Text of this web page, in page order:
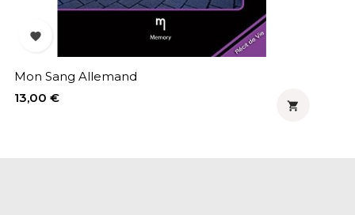

Mon Sang Allemand
Prix
13,00 €
